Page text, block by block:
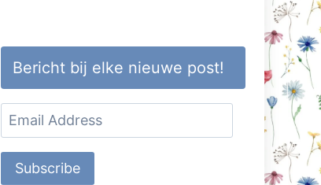
Bericht bij elke nieuwe post!
Email
Address
Subscribe